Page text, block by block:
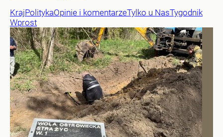
KrajPolitykaOpinie i komentarzeTylko u NasTygodnik
Wprost